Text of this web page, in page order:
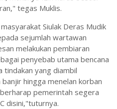
tegas Muklis.
Siulak Deras Mudik
sejumlah wartawan
melakukan pembiaran
penyebab utama bencana
tindakan yang diambil
hingga menelan korban
pemerintah segera
disini,"tuturnya.